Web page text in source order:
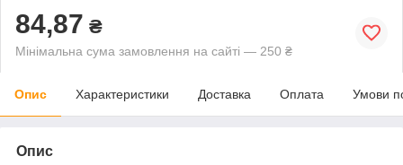
84,87 ₴
Мінімальна сума замовлення на сайті — 250 ₴
Опис Характеристики Доставка Оплата Умови
Опис